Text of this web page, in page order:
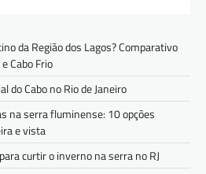
da Região dos Lagos? Comparativo
Cabo Frio
do Cabo no Rio de Janeiro
na serra fluminense: 10 opções
e vista
curtir o inverno na serra no RJ